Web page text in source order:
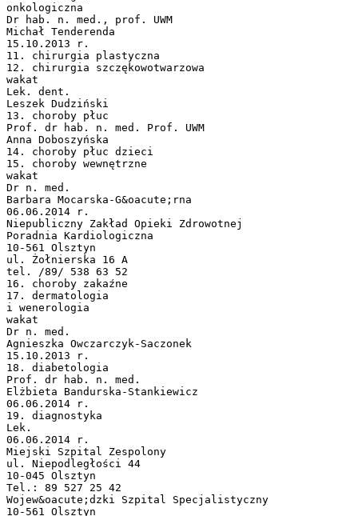
onkologiczna
Dr hab. n. med., prof. UWM
Michał Tenderenda
15.10.2013 r.
11. chirurgia plastyczna
12. chirurgia szczękowotwarzowa
wakat
Lek. dent.
Leszek Dudziński
13. choroby płuc
Prof. dr hab. n. med. Prof. UWM
Anna Doboszyńska
14. choroby płuc dzieci
15. choroby wewnętrzne
wakat
Dr n. med.
Barbara Mocarska-G&oacute;rna
06.06.2014 r.
Niepubliczny Zakład Opieki Zdrowotnej
Poradnia Kardiologiczna
10-561 Olsztyn
ul. Żołnierska 16 A
tel. /89/ 538 63 52
16. choroby zakaźne
17. dermatologia
i wenerologia
wakat
Dr n. med.
Agnieszka Owczarczyk-Saczonek
15.10.2013 r.
18. diabetologia
Prof. dr hab. n. med.
Elżbieta Bandurska-Stankiewicz
06.06.2014 r.
19. diagnostyka
Lek.
06.06.2014 r.
Miejski Szpital Zespolony
ul. Niepodległości 44
10-045 Olsztyn
Tel.: 89 527 25 42
Wojew&oacute;dzki Szpital Specjalistyczny
10-561 Olsztyn